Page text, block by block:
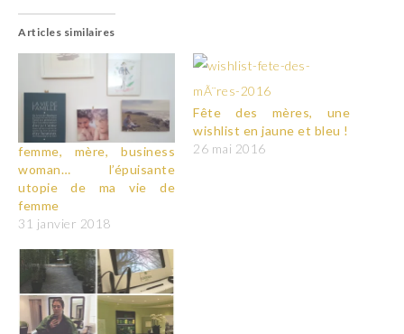
Articles similaires
femme, mère, business
woman… l’épuisante
utopie de ma vie de
femme
31 janvier 2018
Fête des mères, une
wishlist en jaune et bleu !
26 mai 2016